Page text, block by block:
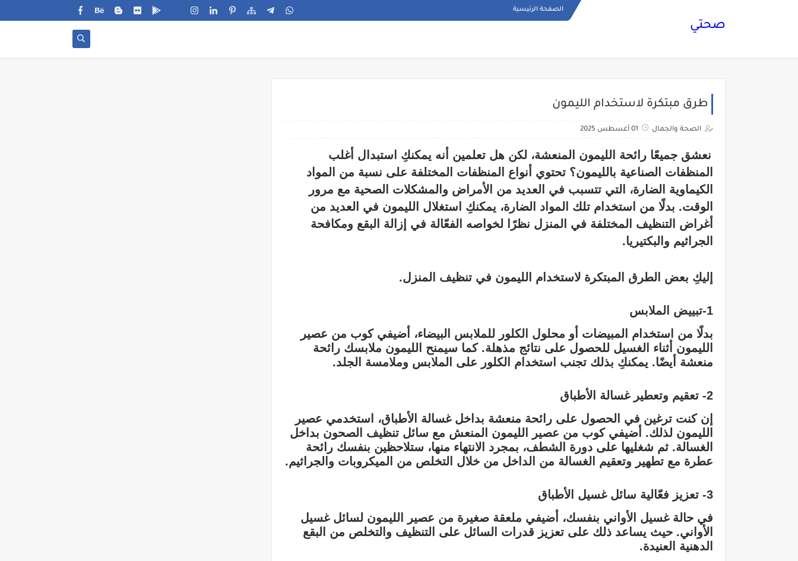
الصفحة الرئيسية
صحتي
طرق مبتكرة لاستخدام الليمون
الصحة والجمال 01 أغسطس 2025
نعشق جميعًا رائحة الليمون المنعشة، لكن هل تعلمين أنه يمكنكِ استبدال أغلب
المنظفات الصناعية بالليمون؟ تحتوي أنواع المنظفات المختلفة على نسبة من المواد
الكيماوية الضارة، التي تتسبب في العديد من الأمراض والمشكلات الصحية مع مرور
الوقت. بدلًا من استخدام تلك المواد الضارة، يمكنكِ استغلال الليمون في العديد من
أغراض التنظيف المختلفة في المنزل نظرًا لخواصه الفعّالة في إزالة البقع ومكافحة
الجراثيم والبكتيريا.
إليكِ بعض الطرق المبتكرة لاستخدام الليمون في تنظيف المنزل.
1-تبييض الملابس
بدلًا من استخدام المبيضات أو محلول الكلور للملابس البيضاء، أضيفي كوب من عصير
الليمون أثناء الغسيل للحصول على نتائج مذهلة. كما سيمنح الليمون ملابسك رائحة
منعشة أيضًا. يمكنكِ بذلك تجنب استخدام الكلور على الملابس وملامسة الجلد.
2- تعقيم وتعطير غسالة الأطباق
إن كنت ترغين في الحصول على رائحة منعشة بداخل غسالة الأطباق، استخدمي عصير
الليمون لذلك. أضيفي كوب من عصير الليمون المنعش مع سائل تنظيف الصحون بداخل
الغسالة. ثم شغليها على دورة الشطف، بمجرد الانتهاء منها، ستلاحظين بنفسك رائحة
عطرة مع تطهير وتعقيم الغسالة من الداخل من خلال التخلص من الميكروبات والجراثيم.
3- تعزيز فعّالية سائل غسيل الأطباق
في حالة غسيل الأواني بنفسك، أضيفي ملعقة صغيرة من عصير الليمون لسائل غسيل
الأواني. حيث يساعد ذلك على تعزيز قدرات السائل على التنظيف والتخلص من البقع
الدهنية العنيدة.